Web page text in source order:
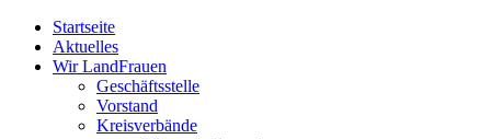
Zum
Inhalt
springen
Startseite
Aktuelles
Wir LandFrauen
Geschäftsstelle
Vorstand
Kreisverbände